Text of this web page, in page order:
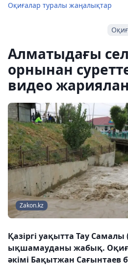
Оқиғалар туралы жаңалықтар
Алматыдағы
орнынан
видео
Zakon.kz
Қазіргі уақытта Тау
ықшамауданы жабық.
әкімі Бақытжан Сағынтаев